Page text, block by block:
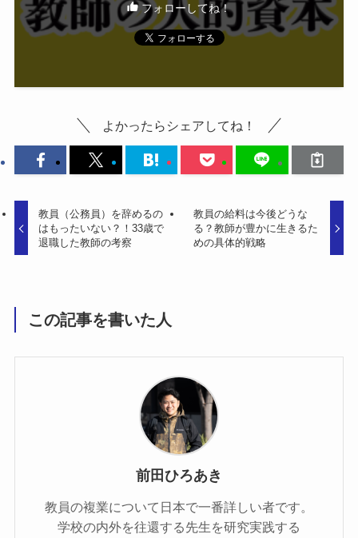
フォローしてね！
よかったらシェアしてね！
教員（公務員）を辞めるの
はもったいない？！33歳で
退職した教師の考察
教員の給料は今後どうな
る？教師が豊かに生きるた
めの具体的戦略
この記事を書いた人
前田ひろあき
教員の複業について日本で一番詳しい者です。
学校の内外を往還する先生を研究実践する